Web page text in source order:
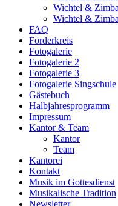
Wichtel &
Wichtel &
FAQ
Förderkreis
Fotogalerie
Fotogalerie 2
Fotogalerie 3
Fotogalerie Singschule
Gästebuch
Halbjahresprogramm
Impressum
Kantor & Team
Kantor
Team
Kantorei
Kontakt
Musik im Gottesdienst
Musikalische Tradition
Newsletter